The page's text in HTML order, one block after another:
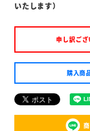
いたします）
申し訳ござ
購入商